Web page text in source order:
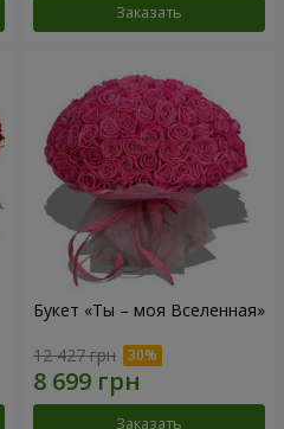
Заказать
Букет «Ты – моя Вселенная»
12 427 грн
Заказать